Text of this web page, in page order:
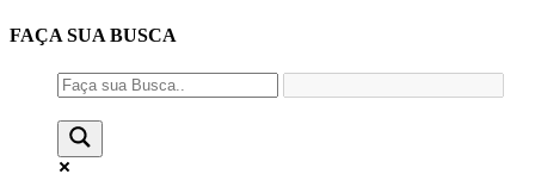
FAÇA SUA BUSCA